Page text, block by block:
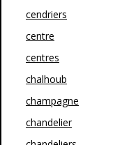
cendriers
centre
centres
chalhoub
champagne
chandelier